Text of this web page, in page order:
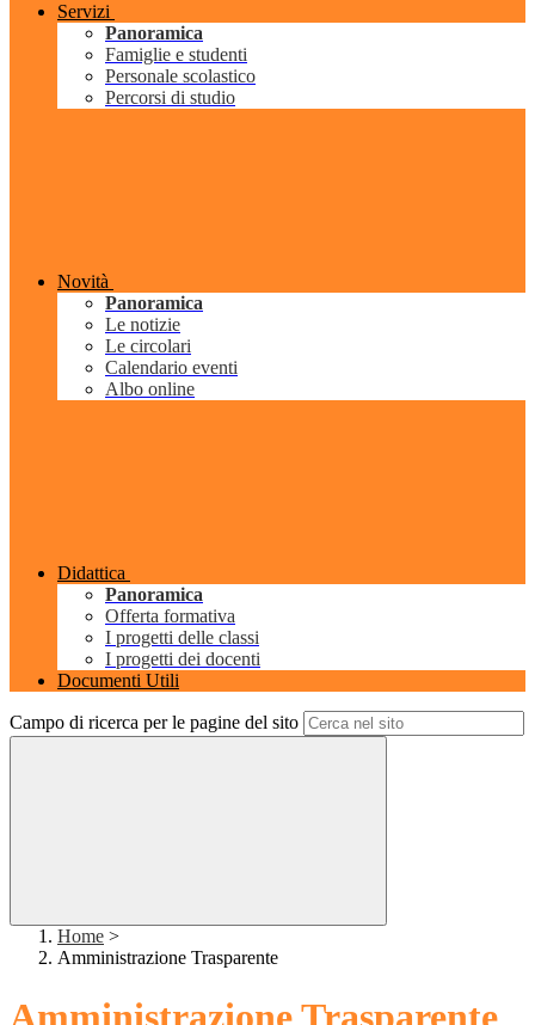
Servizi
Panoramica
Famiglie e studenti
Personale scolastico
Percorsi di studio
Novità
Panoramica
Le notizie
Le circolari
Calendario eventi
Albo online
Didattica
Panoramica
Offerta formativa
I progetti delle classi
I progetti dei docenti
Documenti Utili
Campo di ricerca per le pagine del sito
Home >
Amministrazione Trasparente
Amministrazione Trasparente